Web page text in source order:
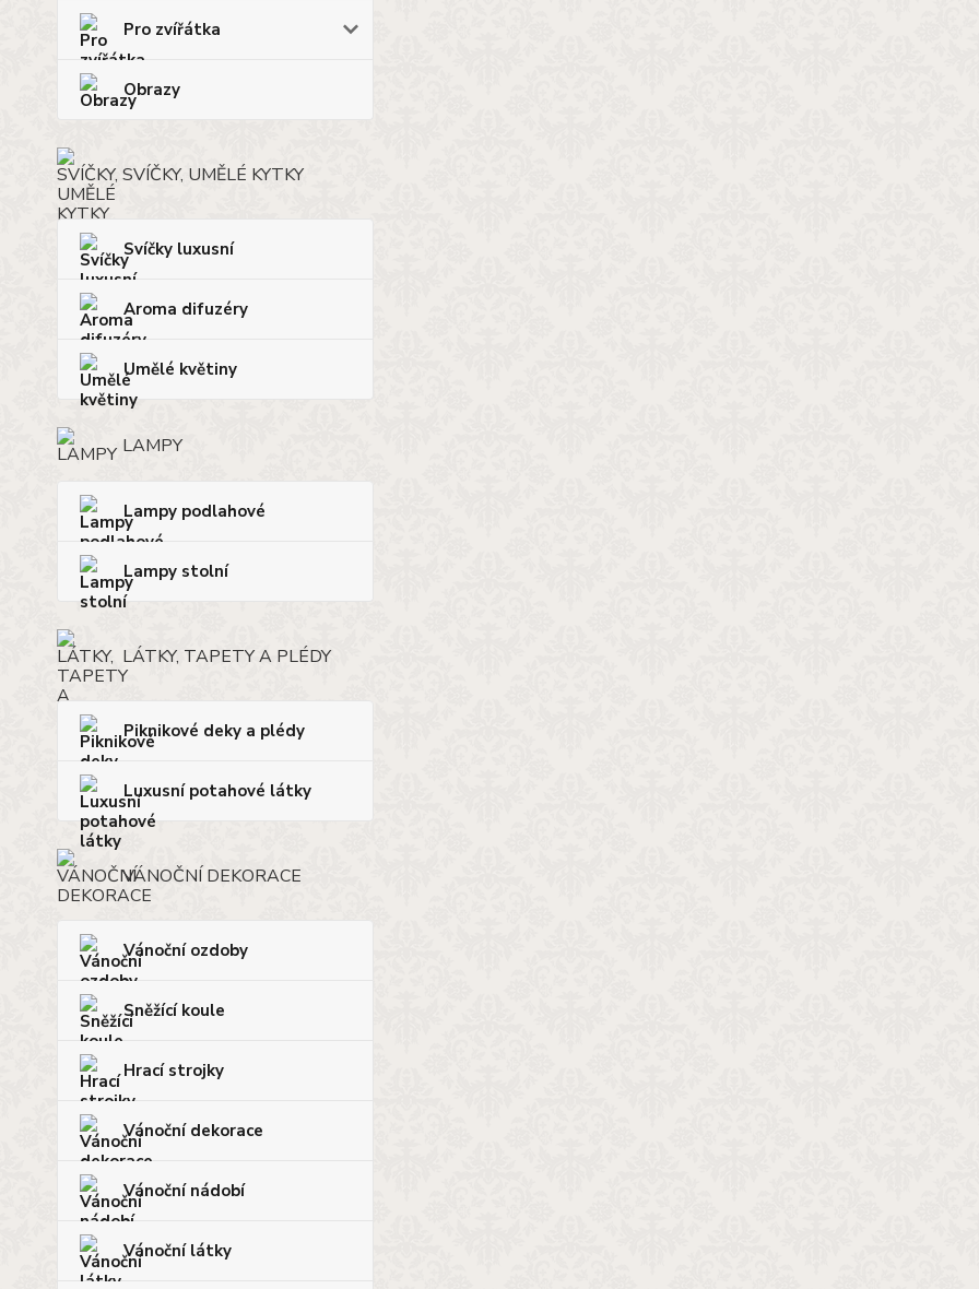
Pro zvířátka
Obrazy
SVÍČKY, UMĚLÉ KYTKY
Svíčky luxusní
Aroma difuzéry
Umělé květiny
LAMPY
Lampy podlahové
Lampy stolní
LÁTKY, TAPETY A PLÉDY
Piknikové deky a plédy
Luxusní potahové látky
VÁNOČNÍ DEKORACE
Vánoční ozdoby
Sněžící koule
Hrací strojky
Vánoční dekorace
Vánoční nádobí
Vánoční látky